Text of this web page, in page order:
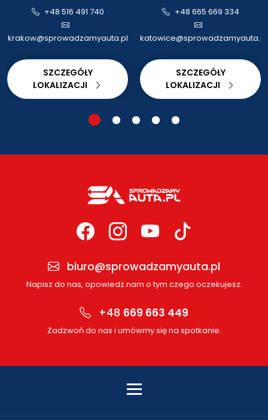
+48 516 491 740
krakow@sprowadzamyauta.pl
SZCZEGÓŁY
LOKALIZACJI
+48 665 669 334
katowice@sprowadzamyauta.pl
SZCZEGÓŁY
LOKALIZACJI
biuro@sprowadzamyauta.pl
Napisz do nas, opowiedz nam o tym czego oczekujesz.
+48 669 663 449
Zadzwoń do nas i umówmy się na spotkanie.